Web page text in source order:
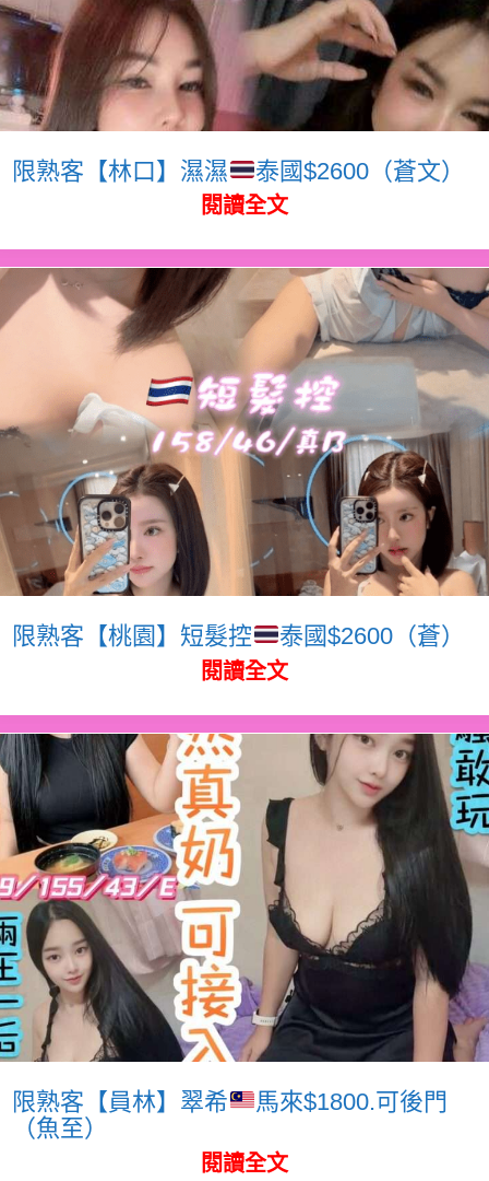
限熟客【林口】濕濕 泰國$2600（蒼文）
閱讀全文
限熟客【桃園】短髮控 泰國$2600（蒼）
閱讀全文
限熟客【員林】翠希
馬來$1800.可後門
（魚至）
閱讀全文